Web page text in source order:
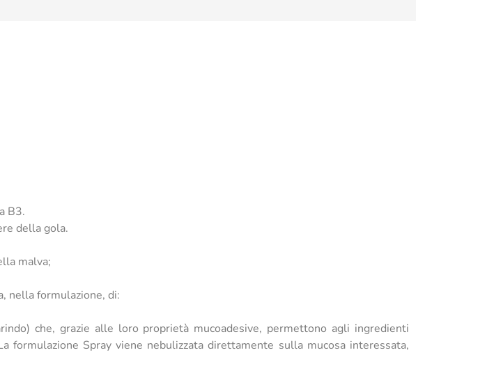
B3.
della gola.
malva;
nella formulazione, di:
che, grazie alle loro proprietà mucoadesive, permettono agli ingredienti
Spray viene nebulizzata direttamente sulla mucosa interessata,